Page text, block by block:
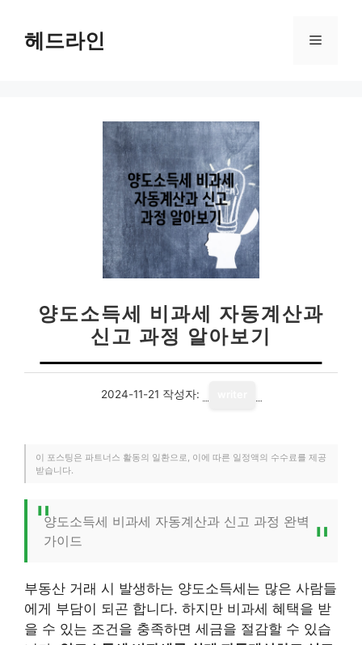
헤드라인 메
양도소득세 비과세 자동계산과
신고 과정 알아보기
2024-11-21 작성자:
이 포스팅은 파트너스 활동의 일환으로, 이에 따른 일정액의 수수료를 제공
받습니다.
양도소득세 비과세 자동계산과 신고 과정 완벽
가이드
부동산 거래 시 발생하는 양도소득세는 많은 사람들
에게 부담이 되곤 합니다. 하지만 비과세 혜택을 받
을 수 있는 조건을 충족하면 세금을 절감할 수 있습